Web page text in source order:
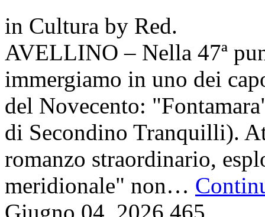
in Cultura by Red.
AVELLINO – Nella 47ª
immergiamo in uno dei
del Novecento:
di Secondino Tranquilli).
romanzo straordinario,
meridionale" non…
Giugno 04, 2026 465